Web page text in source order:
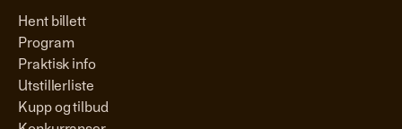
Hent billett
Program
Praktisk info
Utstillerliste
Kupp og tilbud